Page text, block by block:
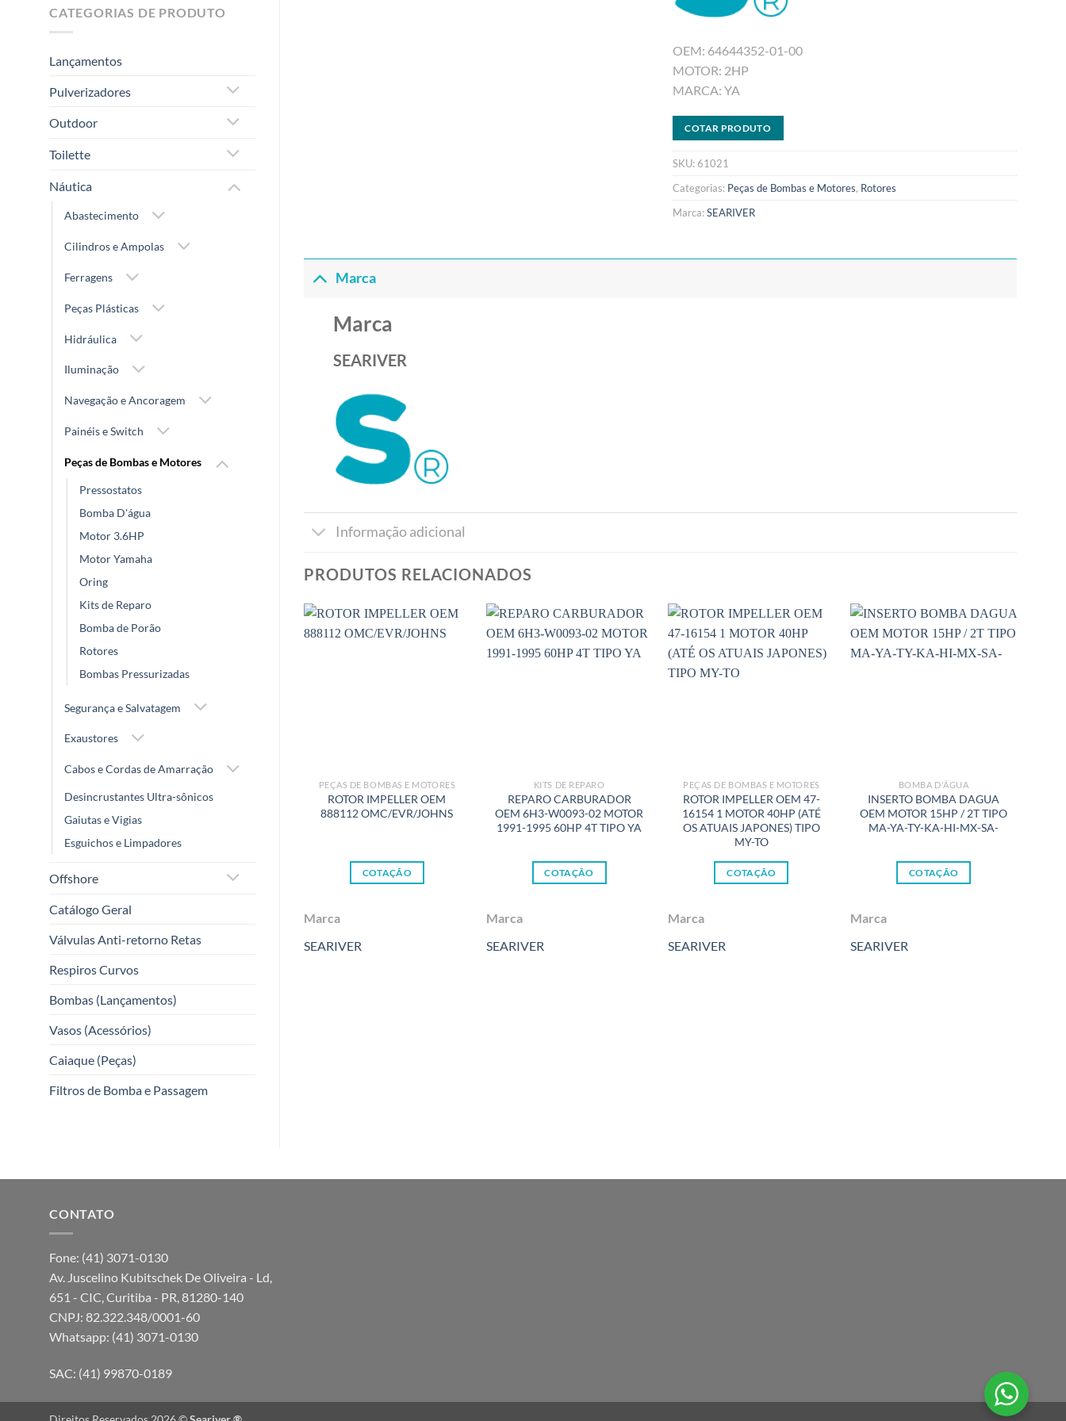
CATEGORIAS DE PRODUTO
Lançamentos
Pulverizadores
Outdoor
Toilette
Náutica
Abastecimento
Cilindros e Ampolas
Ferragens
Peças Plásticas
Hidráulica
Iluminação
Navegação e Ancoragem
Painéis e Switch
Peças de Bombas e Motores
Pressostatos
Bomba D'água
Motor 3.6HP
Motor Yamaha
Oring
Kits de Reparo
Bomba de Porão
Rotores
Bombas Pressurizadas
Segurança e Salvatagem
Exaustores
Cabos e Cordas de Amarração
Desincrustantes Ultra-sônicos
Gaiutas e Vigias
Esguichos e Limpadores
Offshore
Catálogo Geral
Válvulas Anti-retorno Retas
Respiros Curvos
Bombas (Lançamentos)
Vasos (Acessórios)
Caiaque (Peças)
Filtros de Bomba e Passagem
OEM: 64644352-01-00
MOTOR: 2HP
MARCA: YA
COTAR PRODUTO
SKU:61021
Categorias: Peças de Bombas e Motores, Rotores
Marca:SEARIVER
Marca
Marca
SEARIVER
Informação adicional
PRODUTOS RELACIONADOS
PEÇAS DE BOMBAS E MOTORES
ROTOR IMPELLER OEM
888112 OMC/EVR/JOHNS
COTAÇÃO
Marca
SEARIVER
KITS DE REPARO
REPARO CARBURADOR
OEM 6H3-W0093-02 MOTOR
1991-1995 60HP 4T TIPO YA
COTAÇÃO
Marca
SEARIVER
PEÇAS DE BOMBAS E MOTORES
ROTOR IMPELLER OEM 47-
16154 1 MOTOR 40HP (ATÉ
OS ATUAIS JAPONES) TIPO
MY-TO
COTAÇÃO
Marca
SEARIVER
BOMBA D'ÁGUA
INSERTO BOMBA DAGUA
OEM MOTOR 15HP / 2T TIPO
MA-YA-TY-KA-HI-MX-SA-
COTAÇÃO
Marca
SEARIVER
CONTATO
Fone: (41) 3071-0130
Av. Juscelino Kubitschek De Oliveira - Ld,
651 - CIC, Curitiba - PR, 81280-140
CNPJ: 82.322.348/0001-60
Whatsapp: (41) 3071-0130
SAC: (41) 99870-0189